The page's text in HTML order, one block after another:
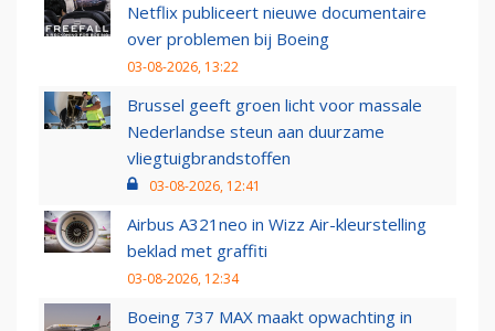
Netflix publiceert nieuwe documentaire
over problemen bij Boeing
03-08-2026, 13:22
Brussel geeft groen licht voor massale
Nederlandse steun aan duurzame
vliegtuigbrandstoffen
03-08-2026, 12:41
Airbus A321neo in Wizz Air-kleurstelling
beklad met graffiti
03-08-2026, 12:34
Boeing 737 MAX maakt opwachting in